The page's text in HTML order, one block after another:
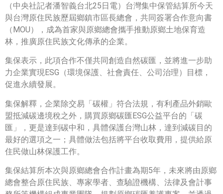
（中央社記者潘智義台北25日電）台灣集中保管結算所今天
與台灣原住民族歷屆鄉鎮市區長總會，共同簽署合作意向書
（MOU），成為首家與原鄉總會攜手推動原鄉土地保育造
林，推廣原住民族文化傳承的企業。
集保表示，此項合作不僅共同創造自然碳匯，並將進一步助
力企業實現ESG（環境保護、社會責任、公司治理）目標，
促進永續發展。
集保解釋，企業除交易「碳權」符合法規，有利產品外銷歐
盟抵減碳邊境稅之外，購買原鄉碳匯ESG公益平台的「碳
匯」，更是達到碳中和，具體保護台灣山林，達到減碳目的
最好的選項之一；具體做法包括將平台收取費用，提供給原
住民做山林保護工作。
集保結算所本次與原鄉總會合作計畫為期5年，未來將由原鄉
總會整合原住民族、專家學者、查驗證機構、法律及會計事